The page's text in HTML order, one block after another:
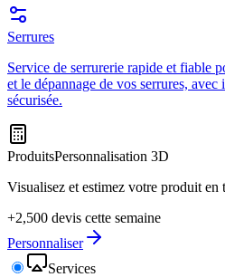
Serrures
Service de serrurerie rapide et fiable
et le dépannage de vos serrures,
sécurisée.
ProduitsPersonnalisation 3D
Visualisez et estimez votre produit en
+2,500 devis cette semaine
Personnaliser
Services